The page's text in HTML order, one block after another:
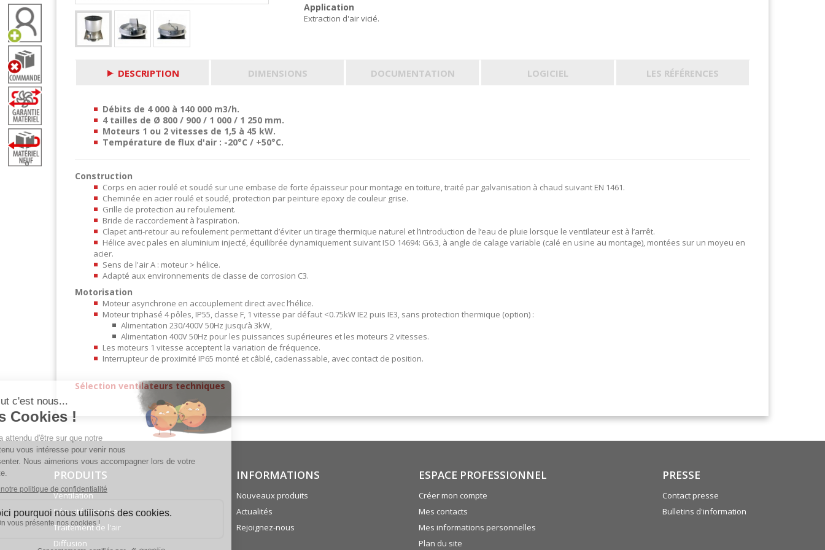
0
Application
Extraction d'air vicié.
DESCRIPTION DIMENSIONS DOCUMENTATION LOGICIEL LES RÉFÉRENCES
Débits de 4 000 à 140 000 m3/h.
4 tailles de Ø 800 / 900 / 1 000 / 1 250 mm.
Moteurs 1 ou 2 vitesses de 1,5 à 45 kW.
Température de flux d'air : -20°C / +50°C.
Construction
Corps en acier roulé et soudé sur une embase de forte épaisseur pour montage en toiture, traité par galvanisation à chaud suivant EN 1461.
Cheminée en acier roulé et soudé, protection par peinture epoxy de couleur grise.
Grille de protection au refoulement.
Bride de raccordement à l’aspiration.
Clapet anti-retour au refoulement permettant d’éviter un tirage thermique naturel et l’introduction de l’eau de pluie lorsque le ventilateur est à l’arrêt.
Hélice avec pales en aluminium injecté, équilibrée dynamiquement suivant ISO 14694: G6.3, à angle de calage variable (calé en usine au montage), montées sur un moyeu en
acier.
Sens de l'air A : moteur > hélice.
Adapté aux environnements de classe de corrosion C3.
Motorisation
Moteur asynchrone en accouplement direct avec l’hélice.
Moteur triphasé 4 pôles, IP55, classe F, 1 vitesse par défaut <0.75kW IE2 puis IE3, sans protection thermique (option) :
Alimentation 230/400V 50Hz jusqu’à 3kW,
Alimentation 400V 50Hz pour les puissances supérieures et les moteurs 2 vitesses.
Les moteurs 1 vitesse acceptent la variation de fréquence.
Interrupteur de proximité IP65 monté et câblé, cadenassable, avec contact de position.
Sélection ventilateurs techniques
PRODUITS
Ventilation
Sécurité incendie
Traitement de l'air
Diffusion
INFORMATIONS
Nouveaux produits
Actualités
Rejoignez-nous
ESPACE PROFESSIONNEL
Créer mon compte
Mes contacts
Mes informations personnelles
Plan du site
PRESSE
Contact presse
Bulletins d'information